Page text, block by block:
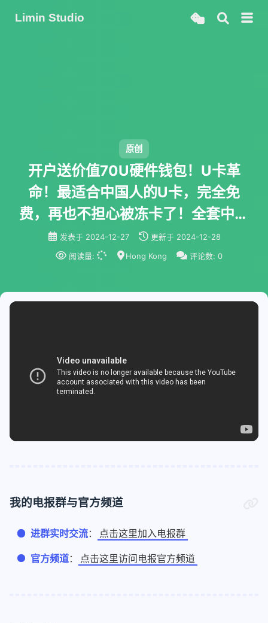
Limin Studio
原创
开户送价值70U硬件钱包！U卡革
命！最适合中国人的U卡，完全免
费，再也不担心被冻卡了！全套中国
资料，即将支持apple pay google
pay，身份证就能开通！刚发车，千
发表于 2024-12-27 更新于 2024-12-28
阅读量:
Hong Kong 评论数: 0
我的电报群与官方频道
进群实时交流： 点击这里加入电报群
官方频道： 点击这里访问电报官方频道